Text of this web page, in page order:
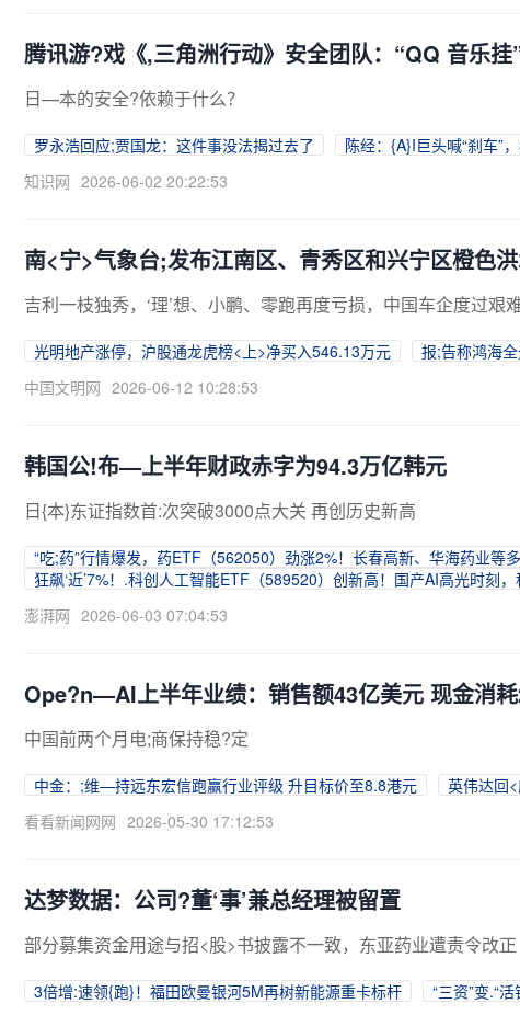
腾讯游?戏《,三角洲行动》安全团队：“QQ 音乐
日—本的安全?依赖于什么？
罗永浩回应;贾国龙：这件事没法揭过去了
陈经：{A}I巨头喊“刹车”
知识网 2026-06-02 20:22:53
南<宁>气象台;发布江南区、青秀区和兴宁区橙色洪
吉利一枝独秀，‘理’想、小鹏、零跑再度亏损，中国车企度过艰
光明地产涨停，沪股通龙虎榜<上>净买入546.13万元
报;告称鸿海
中国文明网 2026-06-12 10:28:53
韩国公!布—上半年财政赤字为94.3万亿韩元
日{本}东证指数首:次突破3000点大关 再创历史新高
“吃;药”行情爆发，药ETF（562050）劲涨2%！长春高新、华海药业等
狂飙‘近’7%！.科创人工智能ETF（589520）创新高！国产AI高光时刻，
澎湃网 2026-06-03 07:04:53
Ope?n—AI上半年业绩：销售额43亿美元 现金消
中国前两个月电;商保持稳?定
中金：;维—持远东宏信跑赢行业评级 升目标价至8.8港元
英伟达回
看看新闻网网 2026-05-30 17:12:53
达梦数据：公司?董‘事’兼总经理被留置
部分募集资金用途与招<股>书披露不一致，东亚药业遭责令改正
3倍增:速领{跑}！福田欧曼银河5M再树新能源重卡标杆 “三资”变.“